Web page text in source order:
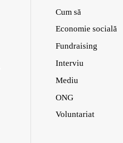
Cum să
Economie socială
Fundraising
Interviu
Mediu
ONG
Voluntariat